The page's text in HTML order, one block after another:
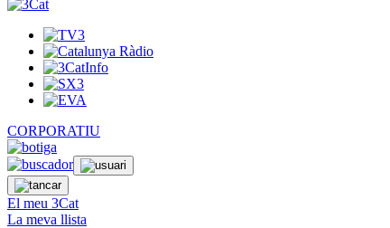
CORPORATIU
El meu 3Cat
La meva llista